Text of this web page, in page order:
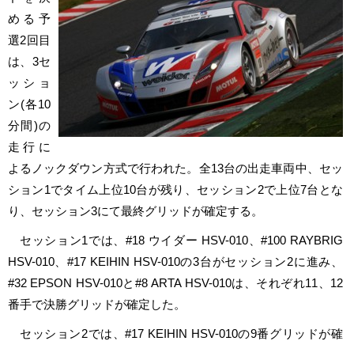
める予
選2回目
は、3セ
ッショ
ン(各10
分間)の
走行に
よるノックダウン方式で行われた。全13台の出走車両中、セッ
ション1でタイム上位10台が残り、セッション2で上位7台とな
り、セッション3にて最終グリッドが確定する。
セッション1では、#18 ウイダー HSV-010、#100 RAYBRIG
HSV-010、#17 KEIHIN HSV-010の3台がセッション2に進み、
#32 EPSON HSV-010と#8 ARTA HSV-010は、それぞれ11、12
番手で決勝グリッドが確定した。
セッション2では、#17 KEIHIN HSV-010の9番グリッドが確